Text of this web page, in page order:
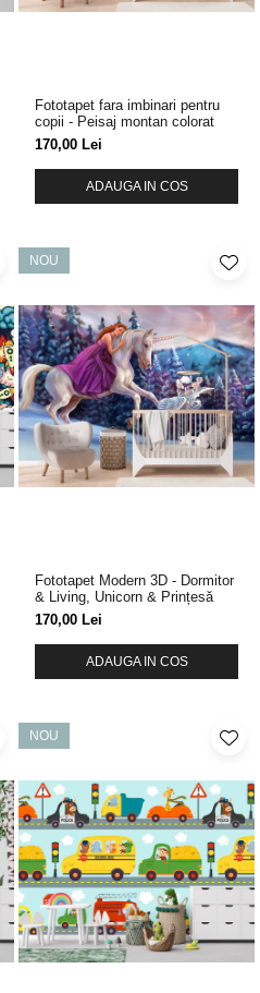
Fototapet fara imbinari pentru
copii - Peisaj montan colorat
170,00 Lei
ADAUGA IN COS
NOU
Fototapet Modern 3D - Dormitor
& Living, Unicorn & Prințesă
170,00 Lei
ADAUGA IN COS
NOU